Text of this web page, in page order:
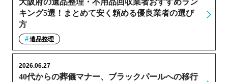
大阪府の遺品整理・不用品回収業者おすすめラン
キング5選！まとめて安く頼める優良業者の選び
方
遺品整理
40代からの葬儀マナー、ブラックパールへの移行
2026.06.27